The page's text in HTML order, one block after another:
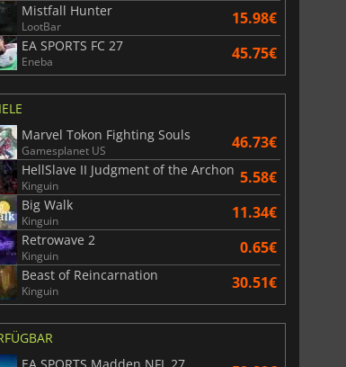
Mistfall Hunter
LootBar 15.98€
EA SPORTS FC 27
Eneba 45.75€
Marvel Tokon Fighting Souls
Gamesplanet US 46.73€
HellSlave II Judgment of the Archon
Kinguin 5.58€
Big Walk
Kinguin 11.34€
Retrowave 2
Kinguin 0.65€
Beast of Reincarnation
Kinguin 30.51€
EA SPORTS Madden NFL 27